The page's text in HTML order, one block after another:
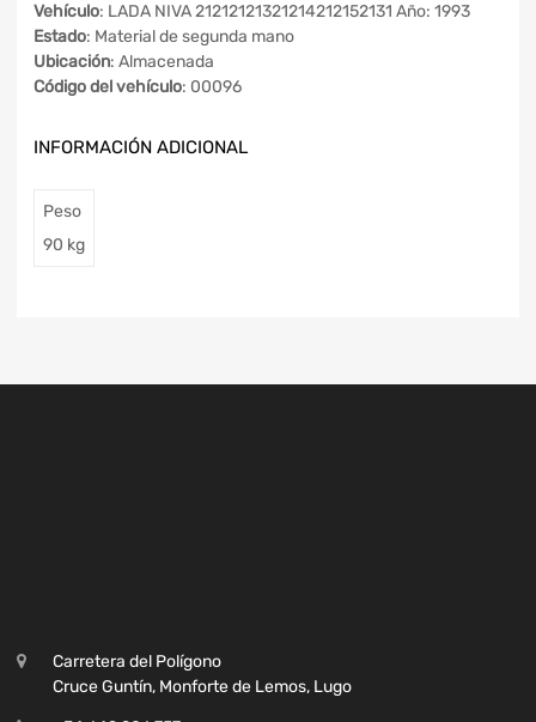
Vehículo: LADA NIVA 21212121321214212152131 Año: 1993
Estado: Material de segunda mano
Ubicación: Almacenada
Código del vehículo: 00096
INFORMACIÓN ADICIONAL
Peso
90 kg
+34 670 580 567
+34 672 063 324